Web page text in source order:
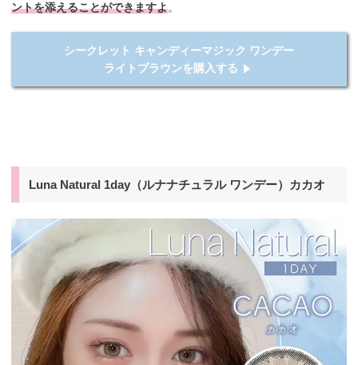
ントを添えることができますよ。
シークレット キャンディーマジック ワンデー
ライトブラウンを購入する
Luna Natural 1day（ルナナチュラル ワンデー）カカオ